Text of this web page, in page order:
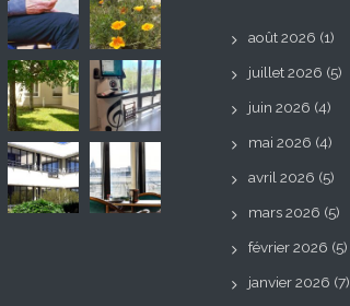
août 2026 (1)
juillet 2026 (5)
juin 2026 (4)
mai 2026 (4)
avril 2026 (5)
mars 2026 (5)
février 2026 (5)
janvier 2026 (7)